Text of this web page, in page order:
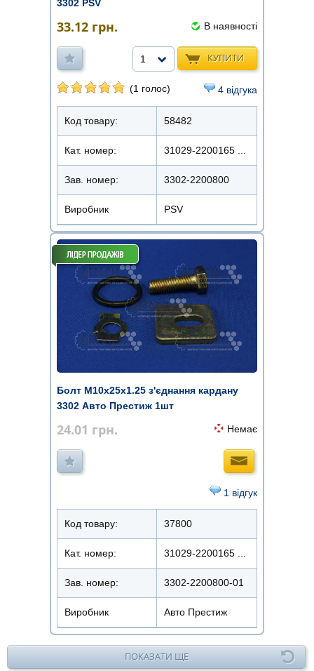
3302 PSV
33.12 грн. В наявності
КУПИТИ
1
(1 голос) 4 відгука
Код товару: 58482
Кат. номер: 31029-2200165 ...
Зав. номер: 3302-2200800
Виробник PSV
Болт М10х25х1.25 з'єднання кардану
3302 Авто Престиж 1шт
24.01 грн. Немає
1 відгук
Код товару: 37800
Кат. номер: 31029-2200165 ...
Зав. номер: 3302-2200800-01
Виробник Авто Престиж
ПОКАЗАТИ ЩЕ